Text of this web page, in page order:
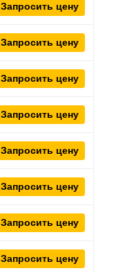
Запросить цену
Запросить цену
Запросить цену
Запросить цену
Запросить цену
Запросить цену
Запросить цену
Запросить цену